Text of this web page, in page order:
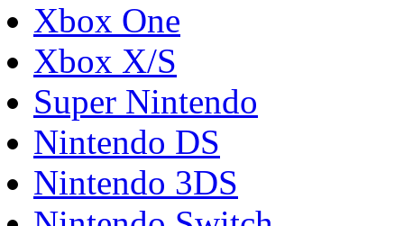
Xbox One
Xbox X/S
Super Nintendo
Nintendo DS
Nintendo 3DS